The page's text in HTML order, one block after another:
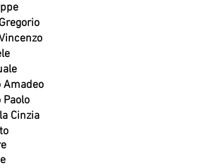
Amadeo
Paolo
Cinzia